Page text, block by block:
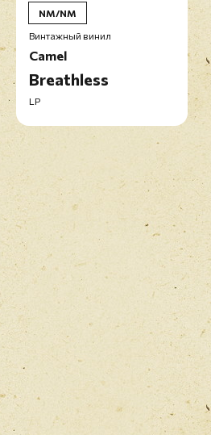
NM/NM
Винтажный винил
Camel
Breathless
LP